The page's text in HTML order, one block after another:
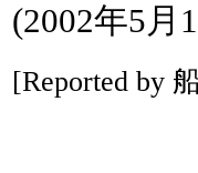
(2002年5月
[Reported by